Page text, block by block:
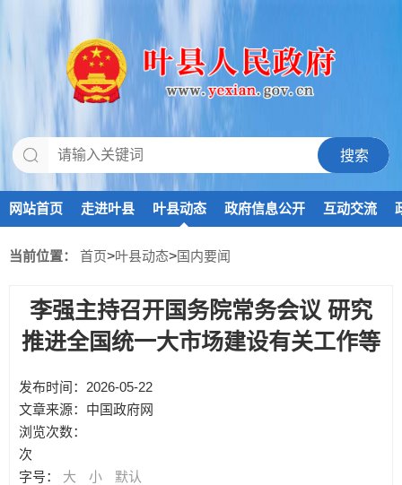
网站首页 走进叶县 叶县动态 政府信息公开 互动交流
当前位置： 首页>叶县动态>国内要闻
李强主持召开国务院常务会议 研究
推进全国统一大市场建设有关工作等
发布时间：2026-05-22
文章来源：中国政府网
浏览次数：
次
字号： 大 小 默认